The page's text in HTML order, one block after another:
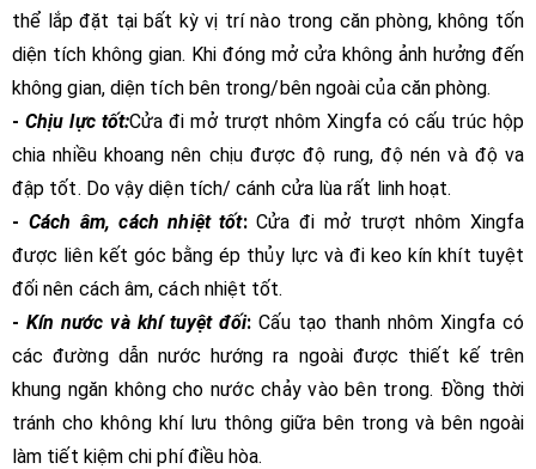
thể lắp đặt tại bất kỳ vị trí nào trong căn phòng, không tốn
diện tích không gian. Khi đóng mở cửa không ảnh hưởng đến
không gian, diện tích bên trong/bên ngoài của căn phòng.
-Chịu lực tốt:Cửa đi mở trượt nhôm Xingfa có cấu trúc hộp
chia nhiều khoang nên chịu được độ rung, độ nén và độ va
đập tốt. Do vậy diện tích/ cánh cửa lùa rất linh hoạt.
- Cách âm, cách nhiệt tốt:Cửa đi mở trượt nhôm Xingfa
được liên kết góc bằng ép thủy lực và đi keo kín khít tuyệt
đối nên cách âm, cách nhiệt tốt.
-Kín nước và khí tuyệt đối: Cấu tạo thanh nhôm Xingfa có
các đường dẫn nước hướng ra ngoài được thiết kế trên
khung ngăn không cho nước chảy vào bên trong. Đồng thời
tránh cho không khí lưu thông giữa bên trong và bên ngoài
làm tiết kiệm chi phí điều hòa.